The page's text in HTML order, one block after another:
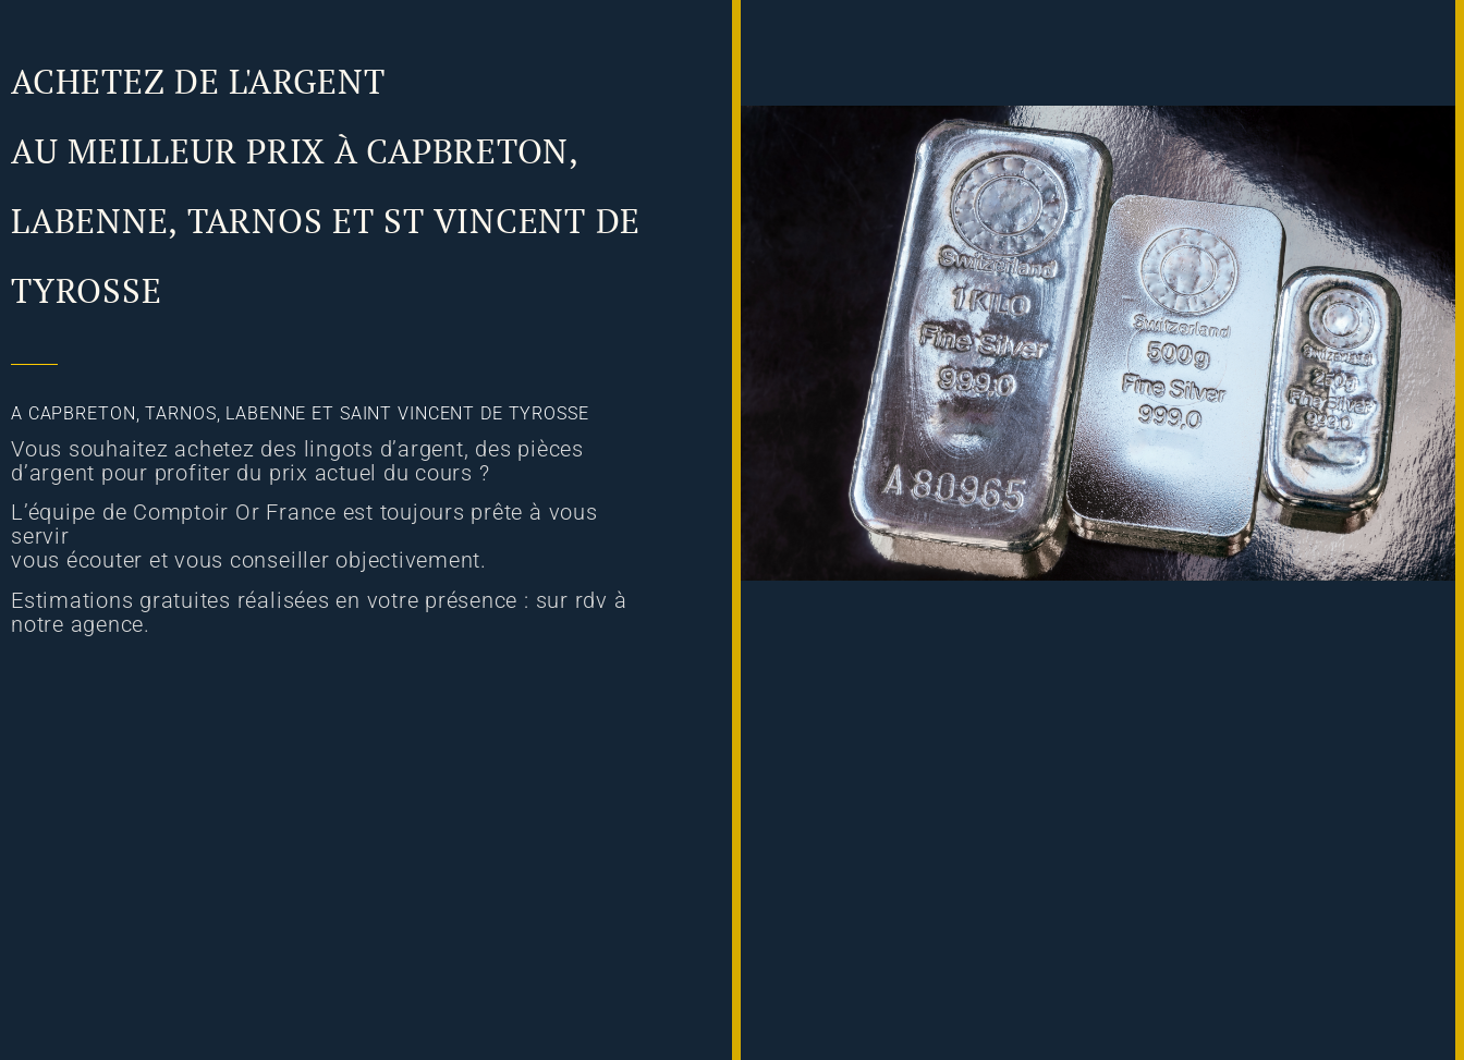
ACHETEZ DE L'ARGENT
AU MEILLEUR PRIX À CAPBRETON,
LABENNE, TARNOS ET ST VINCENT DE
TYROSSE
A CAPBRETON, TARNOS, LABENNE ET SAINT VINCENT DE TYROSSE
Vous souhaitez achetez des lingots d’argent, des pièces
d’argent pour profiter du prix actuel du cours ?
L’équipe de Comptoir Or France est toujours prête à vous
servir
vous écouter et vous conseiller objectivement.
Estimations gratuites réalisées en votre présence : sur rdv à
notre agence.